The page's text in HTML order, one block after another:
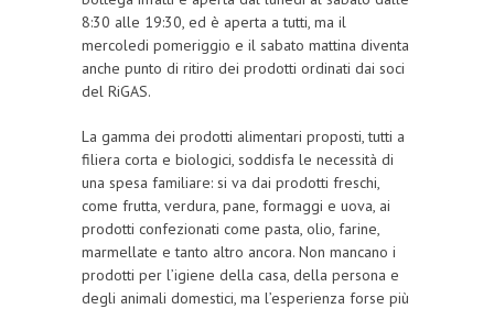
8:30 alle 19:30, ed è aperta a tutti, ma il
mercoledi pomeriggio e il sabato mattina diventa
anche punto di ritiro dei prodotti ordinati dai soci
del RiGAS.
La gamma dei prodotti alimentari proposti, tutti a
filiera corta e biologici, soddisfa le necessità di
una spesa familiare: si va dai prodotti freschi,
come frutta, verdura, pane, formaggi e uova, ai
prodotti confezionati come pasta, olio, farine,
marmellate e tanto altro ancora. Non mancano i
prodotti per l’igiene della casa, della persona e
degli animali domestici, ma l’esperienza forse più